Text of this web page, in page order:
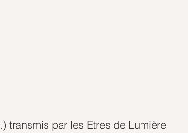
transmis par les Etres de Lumière